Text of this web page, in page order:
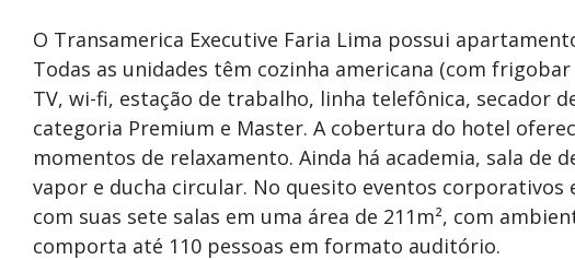
O Transamerica Executive Faria Lima possui
Todas as unidades têm cozinha americana (com
TV, wi-fi, estação de trabalho, linha telefônica, secador
categoria Premium e Master. A cobertura do hotel
momentos de relaxamento. Ainda há academia, sala de
vapor e ducha circular. No quesito eventos
com suas sete salas em uma área de 211m², com
comporta até 110 pessoas em formato auditório.